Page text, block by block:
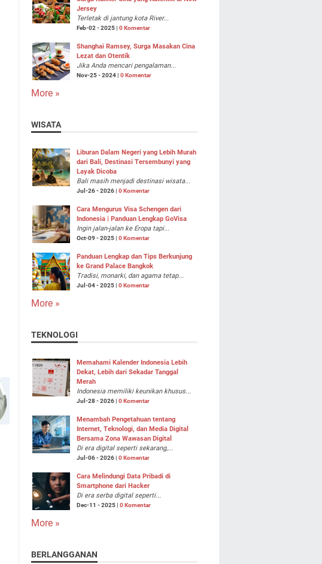
Jersey
Terletak di jantung kota River...
Feb-02 - 2025 | 0 Komentar
Shanghai Ramsey, Surga Masakan Cina
Lezat dan Otentik
Jika Anda mencari pengalaman...
Nov-25 - 2024 | 0 Komentar
More »
WISATA
Liburan Dalam Negeri yang Lebih Murah
dari Bali, Destinasi Tersembunyi yang
Layak Dicoba
Bali masih menjadi destinasi wisata...
Jul-26 - 2026 | 0 Komentar
Cara Mengurus Visa Schengen dari
Indonesia | Panduan Lengkap GoVisa
Ingin jalan-jalan ke Eropa tapi...
Oct-09 - 2025 | 0 Komentar
Panduan Lengkap dan Tips Berkunjung
ke Grand Palace Bangkok
Tradisi, monarki, dan agama tetap...
Jul-04 - 2025 | 0 Komentar
More »
TEKNOLOGI
Memahami Kalender Indonesia Lebih
Dekat, Lebih dari Sekadar Tanggal
Merah
Indonesia memiliki keunikan khusus...
Jul-28 - 2026 | 0 Komentar
Menambah Pengetahuan tentang
Internet, Teknologi, dan Media Digital
Bersama Zona Wawasan Digital
Di era digital seperti sekarang,...
Jul-06 - 2026 | 0 Komentar
Cara Melindungi Data Pribadi di
Smartphone dari Hacker
Di era serba digital seperti...
Dec-11 - 2025 | 0 Komentar
More »
BERLANGGANAN